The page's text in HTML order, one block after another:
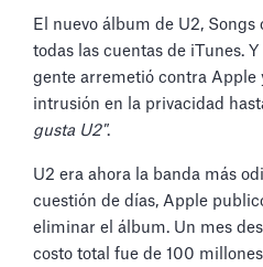
El nuevo álbum de U2, Songs
todas las cuentas de iTunes.
gente arremetió contra Apple
intrusión en la privacidad
gusta U2".
U2 era ahora la banda más
cuestión de días, Apple
eliminar el álbum. Un mes
costo total fue de 100